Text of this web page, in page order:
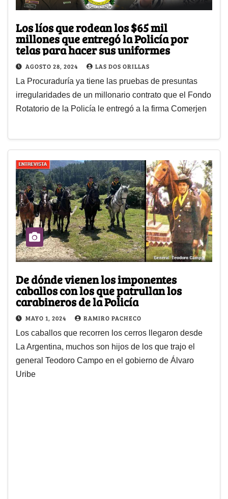
Los líos que rodean los $65 mil
millones que entregó la Policía por
telas para hacer sus uniformes
AGOSTO 28, 2024 LAS DOS ORILLAS
La Procuraduría ya tiene las pruebas de presuntas
irregularidades de un millonario contrato que el Fondo
Rotatorio de la Policía le entregó a la firma Comerjen
De dónde vienen los imponentes
caballos con los que patrullan los
carabineros de la Policía
MAYO 1, 2024 RAMIRO PACHECO
Los caballos que recorren los cerros llegaron desde
La Argentina, muchos son hijos de los que trajo el
general Teodoro Campo en el gobierno de Álvaro
Uribe